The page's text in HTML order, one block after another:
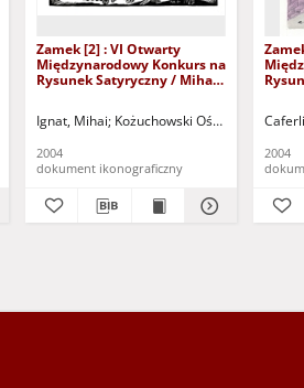
Ośrodek Kultury i Sportu "Zamek"
Zamek [2] : VI Otwarty
Międzynarodowy Konkurs na
Rysunek Satyryczny / Mihai
Ignat, Mihai Kożuchowski Ośrodek Kultury
2004
dokument ikonograficzny
2004